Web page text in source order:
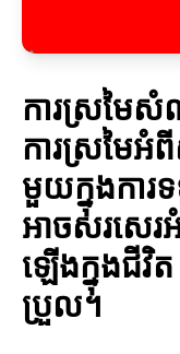
ការស្រមៃសំ
ការស្រមៃអំ
មួយក្នុងការ
អាចសរសេរ
ឡើងក្នុងជីវិ
ប្រួល។